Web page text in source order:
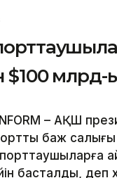
млрд-
– АҚШ
баж
басталды, деп